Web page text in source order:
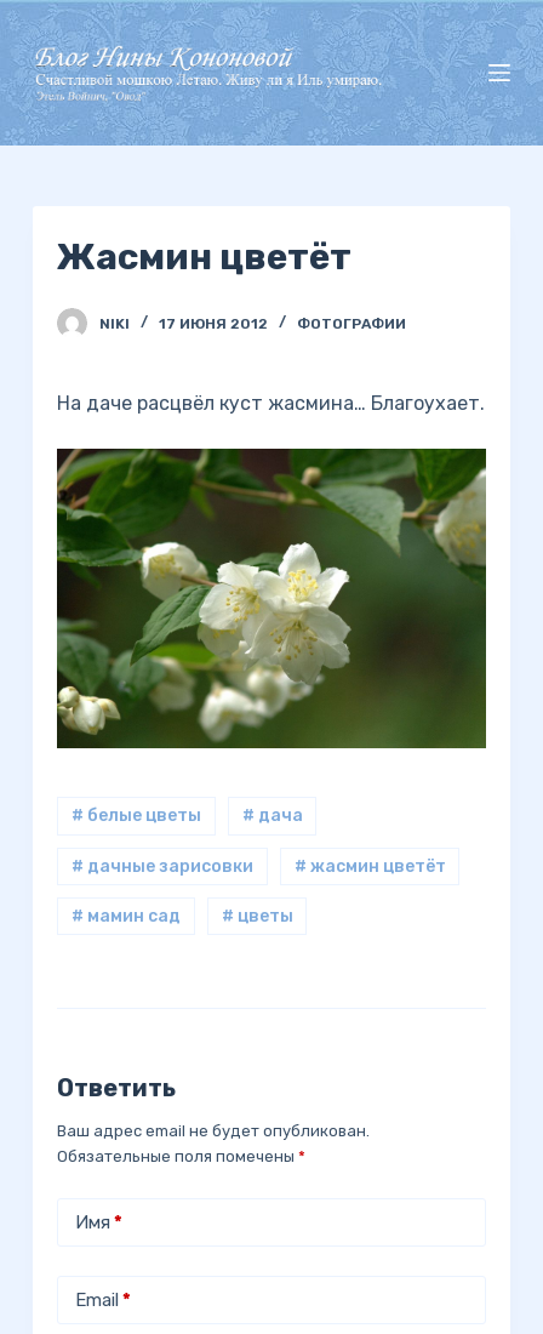
П
е
р
е
й
Жасмин цветёт
NIKI 17 ИЮНЯ 2012 ФОТОГРАФИИ
На даче расцвёл куст жасмина… Благоухает.
# белые цветы # дача
# дачные зарисовки # жасмин цветёт
# мамин сад # цветы
Ответить
Ваш адрес email не будет опубликован.
Обязательные поля помечены *
Имя *
Email *